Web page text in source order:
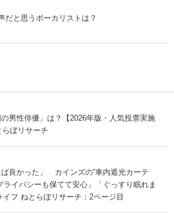
だと思うボーカリストは？
男性俳優」は？【2026年版・人気投票実施
ぼリサーチ
ば良かった」 カインズの“車内遮光カーテ
イバシーも保てて安心」「ぐっすり眠れま
イフ ねとらぼリサーチ：2ページ目